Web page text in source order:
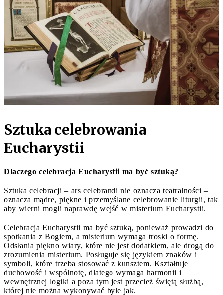
Sztuka celebrowania
Eucharystii
Dlaczego celebracja Eucharystii ma być sztuką?
Sztuka celebracji – ars celebrandi nie oznacza teatralności –
oznacza mądre, piękne i przemyślane celebrowanie liturgii, tak
aby wierni mogli naprawdę wejść w misterium Eucharystii.
Celebracja Eucharystii ma być sztuką, ponieważ prowadzi do
spotkania z Bogiem, a misterium wymaga troski o formę.
Odsłania piękno wiary, które nie jest dodatkiem, ale drogą do
zrozumienia misterium. Posługuje się językiem znaków i
symboli, które trzeba stosować z kunsztem. Kształtuje
duchowość i wspólnotę, dlatego wymaga harmonii i
wewnętrznej logiki a poza tym jest przecież świętą służbą,
której nie można wykonywać byle jak.